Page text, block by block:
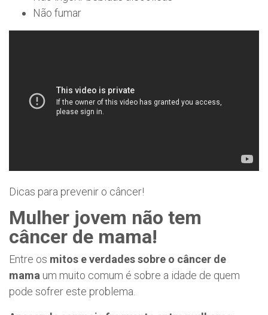
Não fumar
Dicas para prevenir o câncer!
Mulher jovem não tem
câncer de mama!
Entre os mitos e verdades sobre o câncer de
mama um muito comum é sobre a idade de quem
pode sofrer este problema.